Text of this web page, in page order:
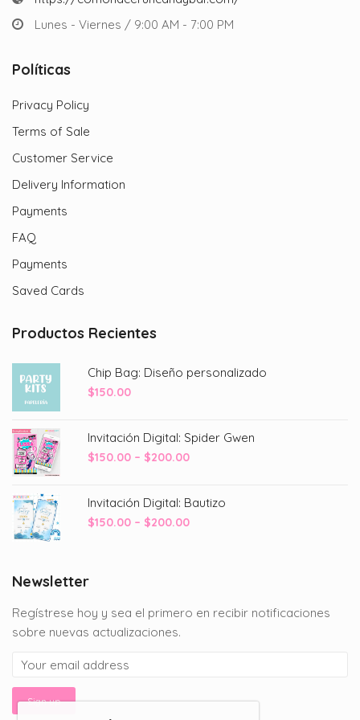
Lunes - Viernes / 9:00 AM - 7:00 PM
Políticas
Privacy Policy
Terms of Sale
Customer Service
Delivery Information
Payments
FAQ
Payments
Saved Cards
Productos Recientes
Chip Bag: Diseño personalizado
$150.00
Invitación Digital: Spider Gwen
$150.00 – $200.00Price
through
$200.00
Invitación Digital: Bautizo
$150.00 – $200.00Price
Newsletter
Regístrese hoy y sea el primero en recibir notificaciones
sobre nuevas actualizaciones.